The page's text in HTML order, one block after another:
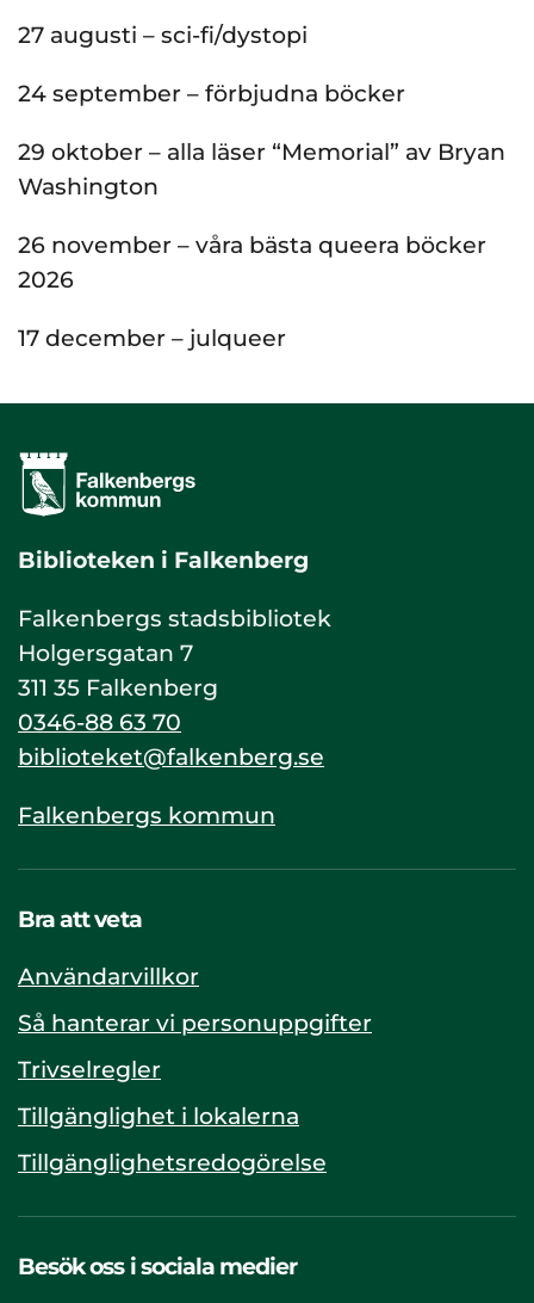
27 augusti – sci-fi/dystopi
24 september – förbjudna böcker
29 oktober – alla läser “Memorial” av Bryan
Washington
26 november – våra bästa queera böcker
2026
17 december – julqueer
Biblioteken i Falkenberg
Falkenbergs stadsbibliotek
Holgersgatan 7
311 35 Falkenberg
0346-88 63 70
biblioteket@falkenberg.se
Falkenbergs kommun
Bra att veta
Användarvillkor
Så hanterar vi personuppgifter
Trivselregler
Tillgänglighet i lokalerna
Tillgänglighetsredogörelse
Besök oss i sociala medier